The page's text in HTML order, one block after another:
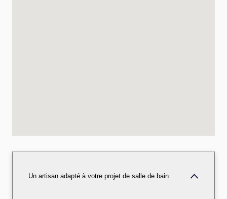
Un artisan adapté à votre projet de salle de bain